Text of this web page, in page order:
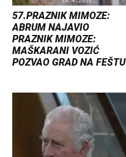
57.PRAZNIK MIMOZE:
ABRUM NAJAVIO
PRAZNIK MIMOZE:
MAŠKARANI VOZIĆ
POZVAO GRAD NA FEŠTU